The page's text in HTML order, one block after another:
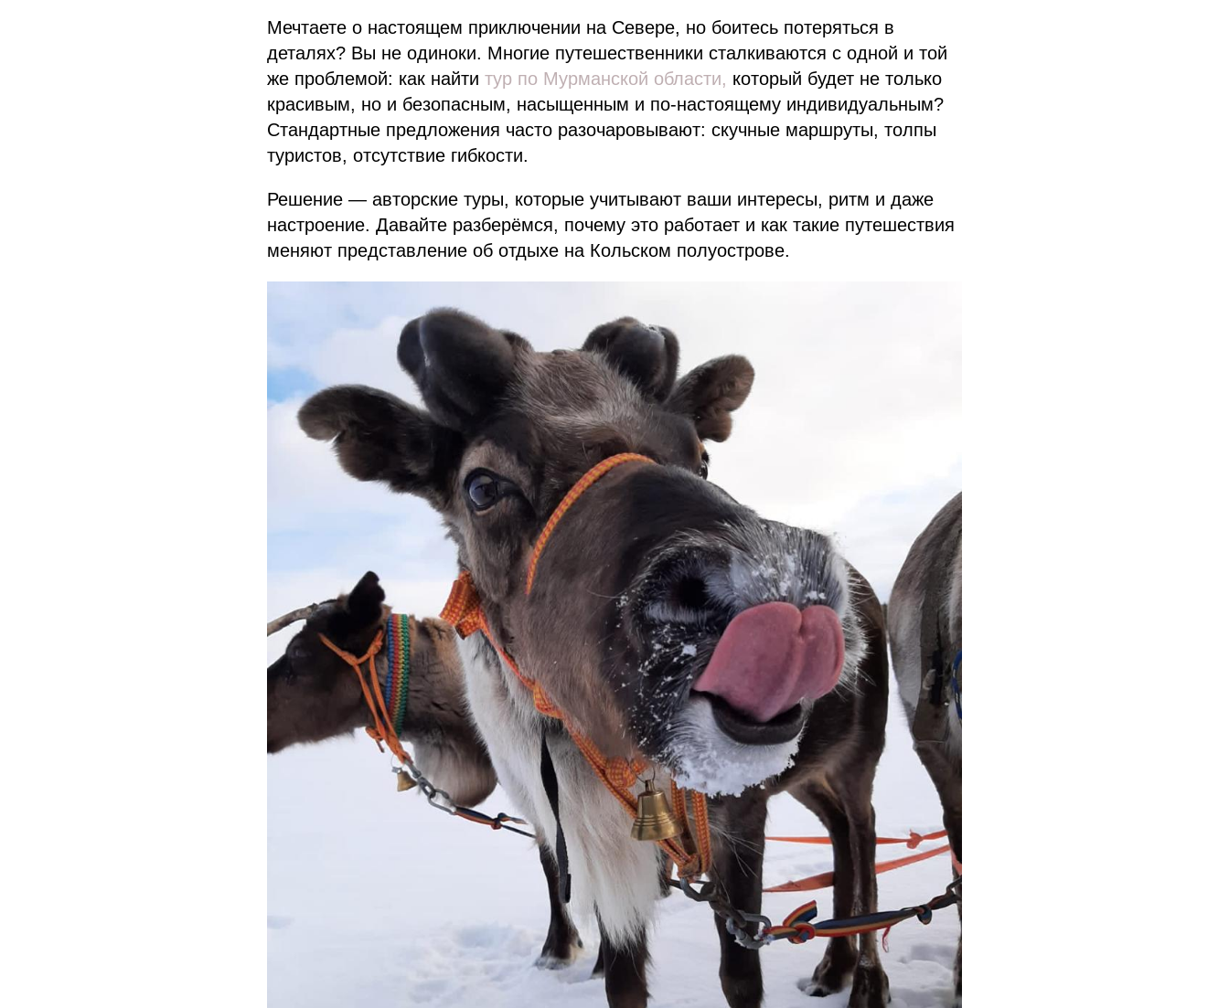
Мечтаете о настоящем приключении на Севере, но боитесь потеряться в
деталях? Вы не одиноки. Многие путешественники сталкиваются с одной и той
же проблемой: как найти тур по Мурманской области, который будет не только
красивым, но и безопасным, насыщенным и по-настоящему индивидуальным?
Стандартные предложения часто разочаровывают: скучные маршруты, толпы
туристов, отсутствие гибкости.
Решение — авторские туры, которые учитывают ваши интересы, ритм и даже
настроение. Давайте разберёмся, почему это работает и как такие путешествия
меняют представление об отдыхе на Кольском полуострове.